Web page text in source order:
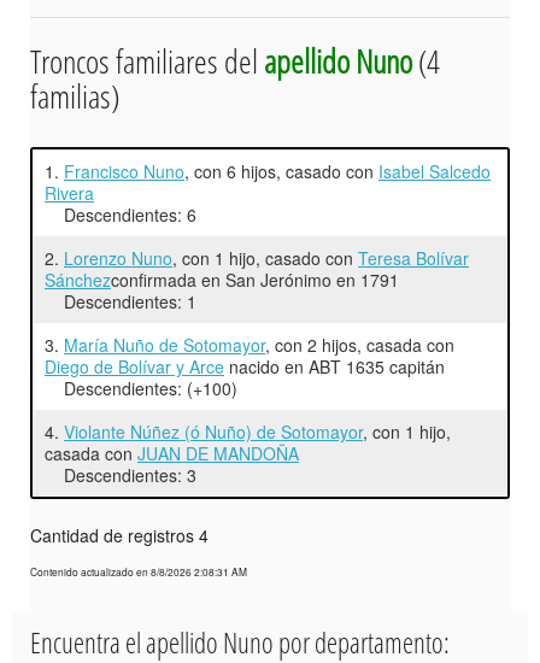
Troncos familiares delapellido Nuno(4
familias)
1. Francisco Nuno, con 6 hijos, casado con Isabel Salcedo
Rivera
Descendientes: 6
2. Lorenzo Nuno, con 1 hijo, casado con Teresa Bolívar
Sánchezconfirmada en San Jerónimo en 1791
Descendientes: 1
3. María Nuño de Sotomayor, con 2 hijos, casada con
Diego de Bolívar y Arce nacido en ABT 1635 capitán
Descendientes: (+100)
4. Violante Núñez (ó Nuño) de Sotomayor, con 1 hijo,
casada con JUAN DE MANDOÑA
Descendientes: 3
Cantidad de registros 4
Contenido actualizado en 8/8/2026 2:08:31 AM
Encuentra el apellido Nuno por departamento: